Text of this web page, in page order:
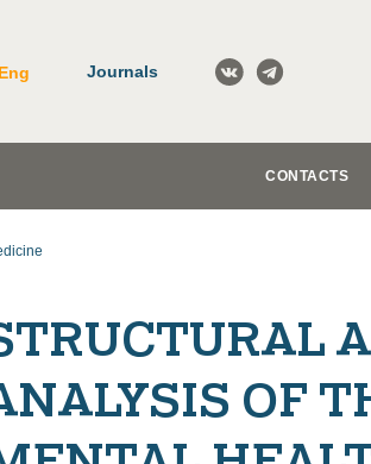
Eng Journals
CONTACTS
OF